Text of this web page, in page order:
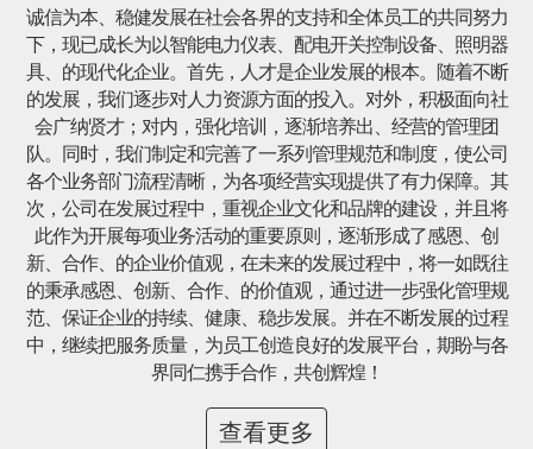
诚信为本、稳健发展在社会各界的支持和全体员工的共同努力
下，现已成长为以智能电力仪表、配电开关控制设备、照明器
具、的现代化企业。首先，人才是企业发展的根本。随着不断
的发展，我们逐步对人力资源方面的投入。对外，积极面向社
会广纳贤才；对内，强化培训，逐渐培养出、经营的管理团
队。同时，我们制定和完善了一系列管理规范和制度，使公司
各个业务部门流程清晰，为各项经营实现提供了有力保障。其
次，公司在发展过程中，重视企业文化和品牌的建设，并且将
此作为开展每项业务活动的重要原则，逐渐形成了感恩、创
新、合作、的企业价值观，在未来的发展过程中，将一如既往
的秉承感恩、创新、合作、的价值观，通过进一步强化管理规
范、保证企业的持续、健康、稳步发展。并在不断发展的过程
中，继续把服务质量，为员工创造良好的发展平台，期盼与各
界同仁携手合作，共创辉煌！
查看更多